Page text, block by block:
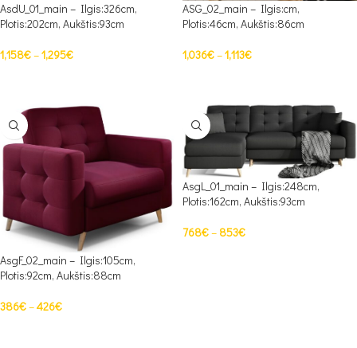
AsdU_01_main – Ilgis:326cm,
Plotis:202cm, Aukštis:93cm
1,158€–1,295€
ASG_02_main – Ilgis:cm,
Plotis:46cm, Aukštis:86cm
1,036€–1,113€
AsgF_02_main – Ilgis:105cm,
Plotis:92cm, Aukštis:88cm
386€–426€
AsgL_01_main – Ilgis:248cm,
Plotis:162cm, Aukštis:93cm
768€– 853€